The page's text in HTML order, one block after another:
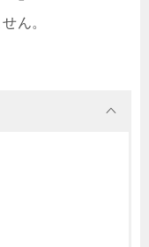
ん。